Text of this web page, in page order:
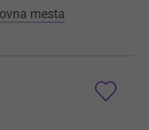
mesta